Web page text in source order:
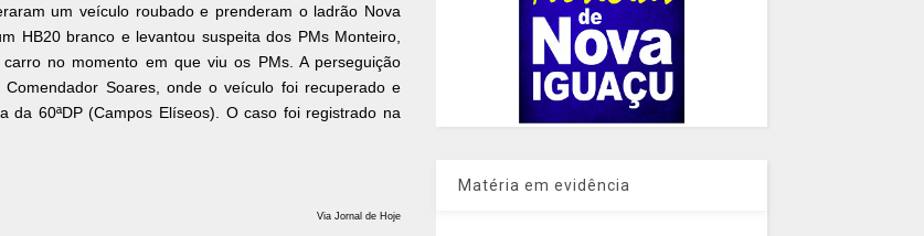
um veículo roubado e prenderam o ladrão Nova
HB20 branco e levantou suspeita dos PMs Monteiro,
no momento em que viu os PMs. A perseguição
Soares, onde o veículo foi recuperado e
60ªDP (Campos Elíseos). O caso foi registrado na
Via Jornal de Hoje
Matéria em evidência